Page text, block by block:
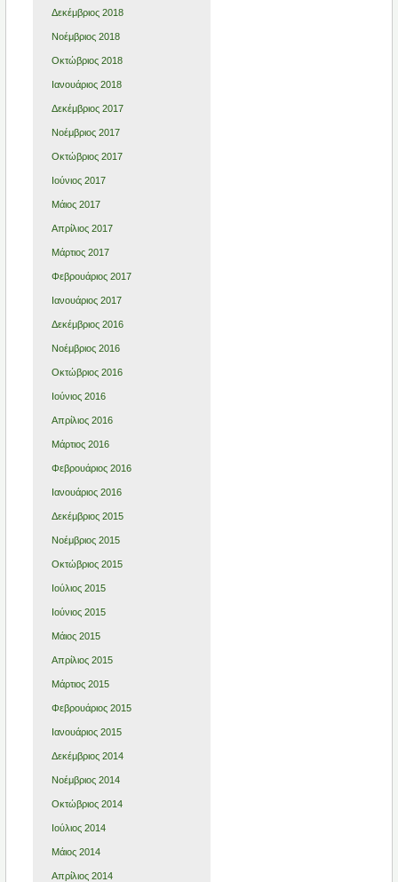
Δεκέμβριος 2018
Νοέμβριος 2018
Οκτώβριος 2018
Ιανουάριος 2018
Δεκέμβριος 2017
Νοέμβριος 2017
Οκτώβριος 2017
Ιούνιος 2017
Μάιος 2017
Απρίλιος 2017
Μάρτιος 2017
Φεβρουάριος 2017
Ιανουάριος 2017
Δεκέμβριος 2016
Νοέμβριος 2016
Οκτώβριος 2016
Ιούνιος 2016
Απρίλιος 2016
Μάρτιος 2016
Φεβρουάριος 2016
Ιανουάριος 2016
Δεκέμβριος 2015
Νοέμβριος 2015
Οκτώβριος 2015
Ιούλιος 2015
Ιούνιος 2015
Μάιος 2015
Απρίλιος 2015
Μάρτιος 2015
Φεβρουάριος 2015
Ιανουάριος 2015
Δεκέμβριος 2014
Νοέμβριος 2014
Οκτώβριος 2014
Ιούλιος 2014
Μάιος 2014
Απρίλιος 2014